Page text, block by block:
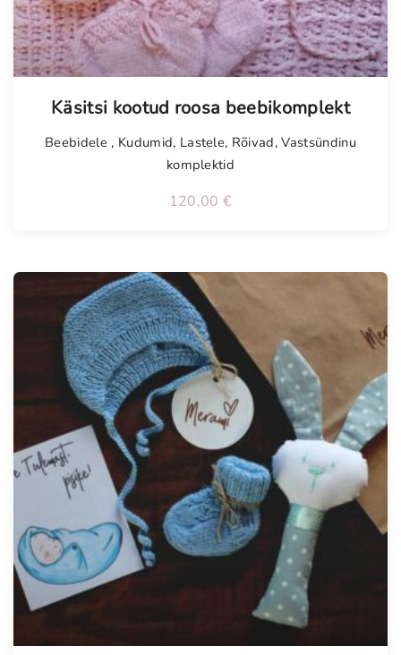
Käsitsi kootud roosa beebikomplekt
Beebidele , Kudumid, Lastele, Rõivad,Vastsündinu
komplektid
120,00 €